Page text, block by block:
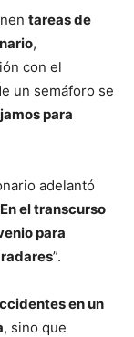
tareas de
,
con el
un semáforo se
para
adelantó
En el transcurso
para
”.
en un
, sino que